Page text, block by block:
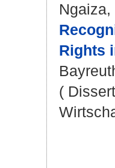
Rights
(